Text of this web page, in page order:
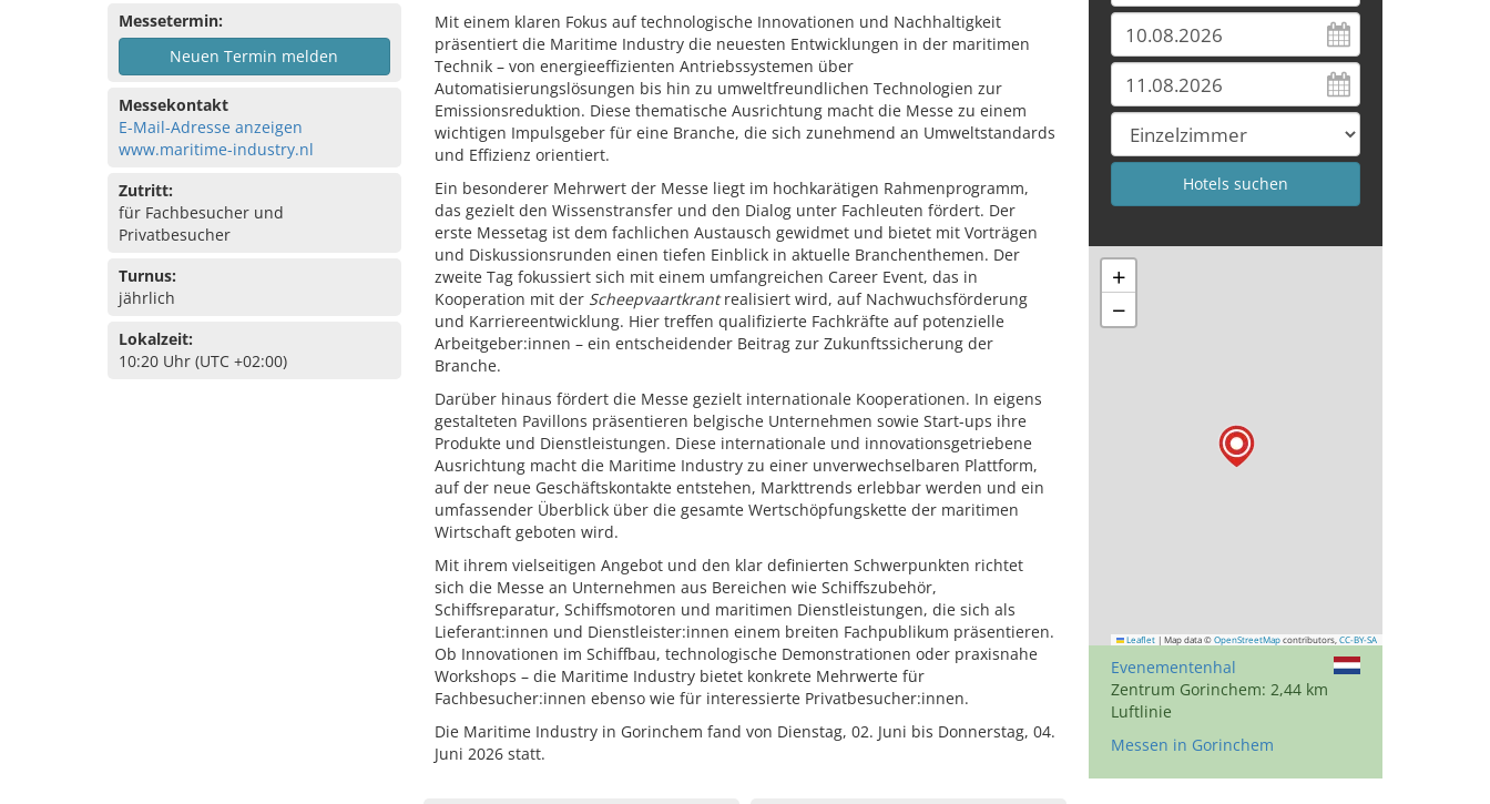
Messetermin:
Neuen Termin melden
Messekontakt
E-Mail-Adresse anzeigen
www.maritime-industry.nl
Zutritt:
für Fachbesucher und
Privatbesucher
Turnus:
jährlich
Lokalzeit:
10:20 Uhr (UTC +02:00)
Mit einem klaren Fokus auf technologische Innovationen und Nachhaltigkeit
präsentiert die Maritime Industry die neuesten Entwicklungen in der maritimen
Technik – von energieeffizienten Antriebssystemen über
Automatisierungslösungen bis hin zu umweltfreundlichen Technologien zur
Emissionsreduktion. Diese thematische Ausrichtung macht die Messe zu einem
wichtigen Impulsgeber für eine Branche, die sich zunehmend an Umweltstandards
und Effizienz orientiert.
Ein besonderer Mehrwert der Messe liegt im hochkarätigen Rahmenprogramm,
das gezielt den Wissenstransfer und den Dialog unter Fachleuten fördert. Der
erste Messetag ist dem fachlichen Austausch gewidmet und bietet mit Vorträgen
und Diskussionsrunden einen tiefen Einblick in aktuelle Branchenthemen. Der
zweite Tag fokussiert sich mit einem umfangreichen Career Event, das in
Kooperation mit der Scheepvaartkrantrealisiert wird, auf Nachwuchsförderung
und Karriereentwicklung. Hier treffen qualifizierte Fachkräfte auf potenzielle
Arbeitgeber:innen – ein entscheidender Beitrag zur Zukunftssicherung der
Branche.
Darüber hinaus fördert die Messe gezielt internationale Kooperationen. In eigens
gestalteten Pavillons präsentieren belgische Unternehmen sowie Start-ups ihre
Produkte und Dienstleistungen. Diese internationale und innovationsgetriebene
Ausrichtung macht die Maritime Industry zu einer unverwechselbaren Plattform,
auf der neue Geschäftskontakte entstehen, Markttrends erlebbar werden und ein
umfassender Überblick über die gesamte Wertschöpfungskette der maritimen
Wirtschaft geboten wird.
Mit ihrem vielseitigen Angebot und den klar definierten Schwerpunkten richtet
sich die Messe an Unternehmen aus Bereichen wie Schiffszubehör,
Schiffsreparatur, Schiffsmotoren und maritimen Dienstleistungen, die sich als
Lieferant:innen und Dienstleister:innen einem breiten Fachpublikum präsentieren.
Ob Innovationen im Schiffbau, technologische Demonstrationen oder praxisnahe
Workshops – die Maritime Industry bietet konkrete Mehrwerte für
Fachbesucher:innen ebenso wie für interessierte Privatbesucher:innen.
Die Maritime Industry in Gorinchem fand von Dienstag, 02. Juni bis Donnerstag, 04.
Juni 2026 statt.
+
−
Leaflet | Map data © OpenStreetMap contributors, CC-BY-SA
Evenementenhal
Zentrum Gorinchem: 2,44 km
Luftlinie
Messen in Gorinchem